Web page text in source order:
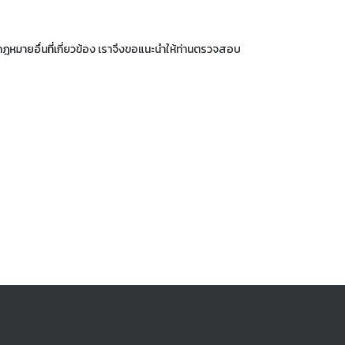
มายอื่นที่เกี่ยวข้อง เราจึงขอแนะนำให้ท่านตรวจสอบ